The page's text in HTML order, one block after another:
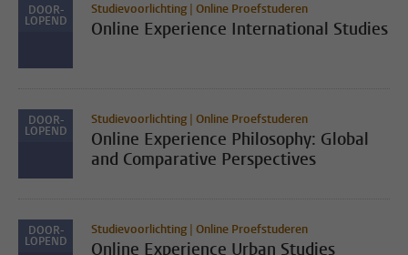
DOOR-
LOPEND
Studievoorlichting | Online Proefstuderen
Online Experience International Studies
DOOR-
LOPEND
Studievoorlichting | Online Proefstuderen
Online Experience Philosophy: Global
and Comparative Perspectives
DOOR-
LOPEND
Studievoorlichting | Online Proefstuderen
Online Experience Urban Studies